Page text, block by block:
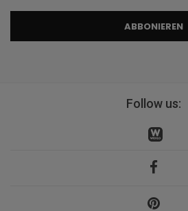
ABBONIEREN
Follow us: